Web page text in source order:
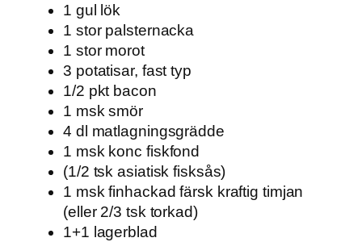
1 gul lök
1 stor palsternacka
1 stor morot
3 potatisar, fast typ
1/2 pkt bacon
1 msk smör
4 dl matlagningsgrädde
1 msk konc fiskfond
(1/2 tsk asiatisk fisksås)
1 msk finhackad färsk kraftig timjan
(eller 2/3 tsk torkad)
1+1 lagerblad